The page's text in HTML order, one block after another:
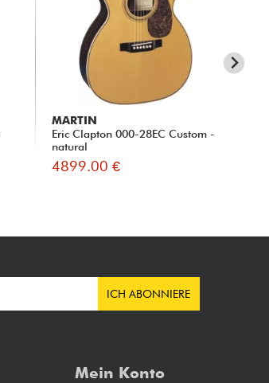
MARTIN
Eric Clapton 000-28EC Custom -
natural
4899.00 €
ICH ABONNIERE
Mein Konto